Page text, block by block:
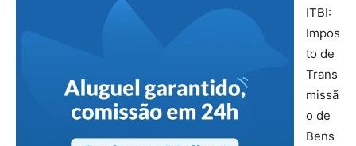
ITBI:
Impos
to de
Trans
missã
o de
Bens